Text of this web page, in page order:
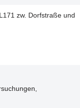
zw. Dorfstraße und